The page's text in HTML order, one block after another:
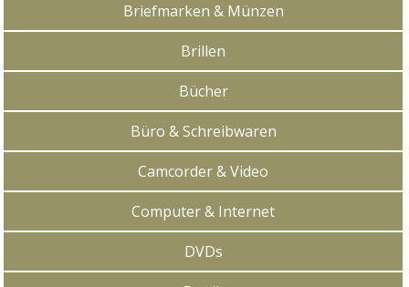
Briefmarken & Münzen
Brillen
Bücher
Büro & Schreibwaren
Camcorder & Video
Computer & Internet
DVDs